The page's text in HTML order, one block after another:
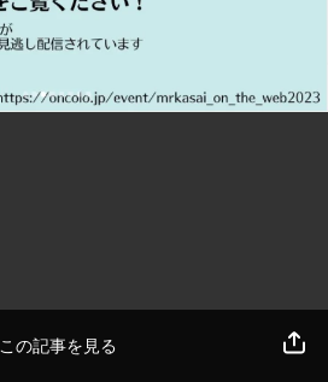
この記事を見る